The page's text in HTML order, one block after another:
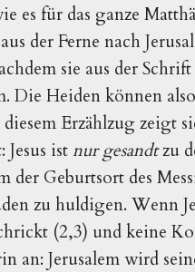
es für das ganze
der Ferne nach
sie aus der
Die Heiden können
Erzählzug zeigt
ist nur gesandtzu
der Geburtsort des
zu huldigen. Wenn
(2,3) und keine
an: Jerusalem wird